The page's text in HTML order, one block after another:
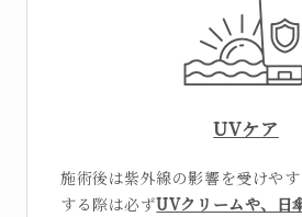
UVケア
施術後は紫外線の影響を受けや
する際は必ずUVクリームや、日